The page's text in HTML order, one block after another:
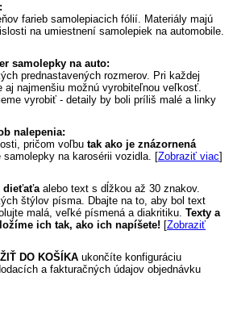
farieb samolepiacich fólií. Materiály majú
na umiestnení samolepiek na automobile.
samolepky na auto:
prednastavených rozmerov. Pri každej
aj najmenšiu možnú vyrobiteľnou veľkosť.
vyrobiť - detaily by boli príliš malé a linky
nalepenia:
pričom voľbu tak ako je znázornená
samolepky na karosérii vozidla. [Zobraziť viac]
dieťaťaalebo text s dĺžkou až 30 znakov.
štýlov písma. Dbajte na to, aby bol text
malá, veľké písmená a diakritiku. Texty a
ich tak, ako ich napíšete! [Zobraziť
DO KOŠÍKA ukončíte konfiguráciu
a fakturačných údajov objednávku